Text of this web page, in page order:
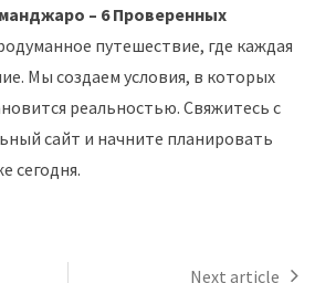
– 6 Проверенных
путешествие, где каждая
Мы создаем условия, в которых
реальностью. Свяжитесь с
сайт и начните планировать
сегодня.
Next article